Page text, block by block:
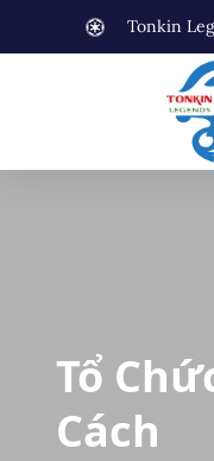
Tonkin
Tổ
Cách